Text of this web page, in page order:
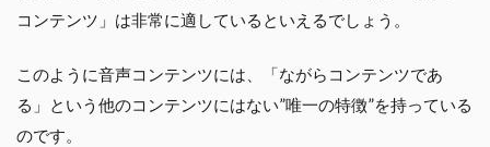
コンテンツ」は非常に適しているといえるでしょう。
このように音声コンテンツには、「ながらコンテンツであ
る」という他のコンテンツにはない”唯一の特徴”を持っている
のです。